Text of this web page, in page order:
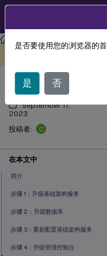
工作区环境管理
升级部署
September 11,
2023
投稿者:
C
在本文中
简介
步骤 1：升级基础架构服务
步骤 2：升级数据库
步骤 3：重新配置基础架构服务
步骤 4：升级管理控制台
是否要使用您的浏览器的
是 否